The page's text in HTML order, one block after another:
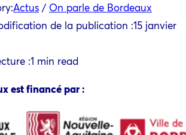
Actus / On parle de Bordeaux
de la publication :15 janvier
:1 min read
est financé par :